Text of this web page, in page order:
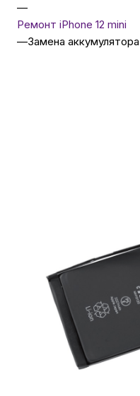
—
Ремонт iPhone 12 mini
—Замена